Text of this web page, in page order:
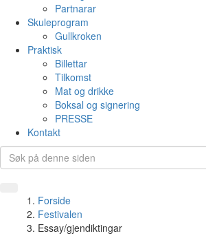
Partnarar
Skuleprogram
Gullkroken
Praktisk
Billettar
Tilkomst
Mat og drikke
Boksal og signering
PRESSE
Kontakt
Forside
Festivalen
Essay/gjendiktingar